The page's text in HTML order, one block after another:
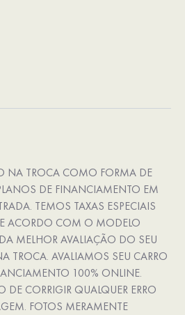
NA TROCA COMO FORMA DE
DE FINANCIAMENTO EM
TEMOS TAXAS ESPECIAIS
ACORDO COM O MODELO
MELHOR AVALIAÇÃO DO SEU
TROCA. AVALIAMOS SEU CARRO
100% ONLINE.
DE CORRIGIR QUALQUER ERRO
FOTOS MERAMENTE